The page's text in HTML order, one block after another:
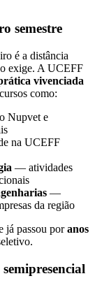
semestre
é a distância
exige. A UCEFF
vivenciada
como:
Nupvet e
na UCEFF
— atividades
—
da região
já passou poranos